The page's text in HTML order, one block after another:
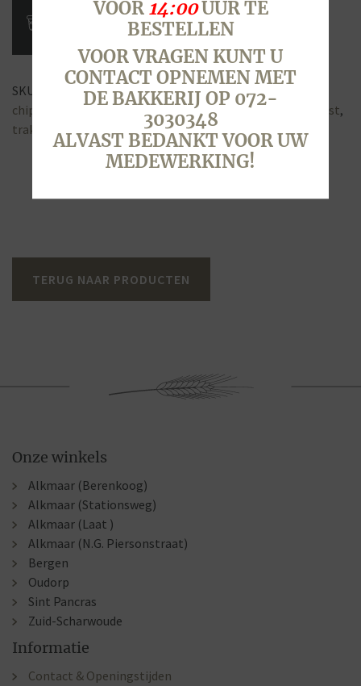
tekst
SKU: Categorieën:Taart met Tekst Taarten
chipolata
feest,marsepein,naam, persoonlijk tekst,
traktatie ,vruchten, vulling
TERUG NAAR PRODUCTEN
Onze winkels
Alkmaar (Berenkoog)
Alkmaar (Stationsweg)
Alkmaar (Laat )
Alkmaar (N.G. Piersonstraat)
Bergen
Oudorp
Sint Pancras
Zuid-Scharwoude
Informatie
Contact & Openingstijden
VOOR 14:00UUR TE
BESTELLEN
VOOR VRAGEN KUNT U
CONTACT OPNEMEN MET
DE BAKKERIJ OP 072-
3030348
ALVAST BEDANKT VOOR UW
MEDEWERKING!